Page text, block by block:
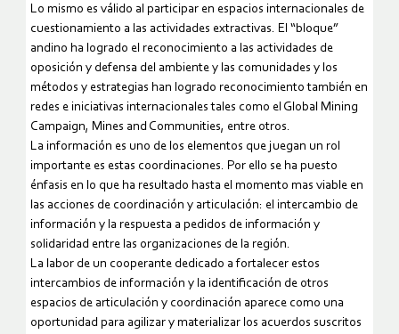
Lo mismo es válido al participar en espacios internacionales de
cuestionamiento a las actividades extractivas. El “bloque”
andino ha logrado el reconocimiento a las actividades de
oposición y defensa del ambiente y las comunidades y los
métodos y estrategias han logrado reconocimiento también en
redes e iniciativas internacionales tales como el Global Mining
Campaign, Mines and Communities, entre otros.
La información es uno de los elementos que juegan un rol
importante es estas coordinaciones. Por ello se ha puesto
énfasis en lo que ha resultado hasta el momento mas viable en
las acciones de coordinación y articulación: el intercambio de
información y la respuesta a pedidos de información y
solidaridad entre las organizaciones de la región.
La labor de un cooperante dedicado a fortalecer estos
intercambios de información y la identificación de otros
espacios de articulación y coordinación aparece como una
oportunidad para agilizar y materializar los acuerdos suscritos